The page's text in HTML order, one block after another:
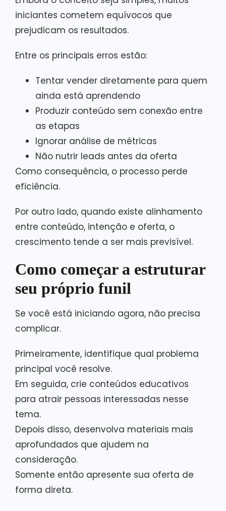
iniciantes cometem equívocos que
prejudicam os resultados.
Entre os principais erros estão:
Tentar vender diretamente para quem
ainda está aprendendo
Produzir conteúdo sem conexão entre
as etapas
Ignorar análise de métricas
Não nutrir leads antes da oferta
Como consequência, o processo perde
eficiência.
Por outro lado, quando existe alinhamento
entre conteúdo, intenção e oferta, o
crescimento tende a ser mais previsível.
Como começar a estruturar
seu próprio funil
Se você está iniciando agora, não precisa
complicar.
Primeiramente, identifique qual problema
principal você resolve.
Em seguida, crie conteúdos educativos
para atrair pessoas interessadas nesse
tema.
Depois disso, desenvolva materiais mais
aprofundados que ajudem na
consideração.
Somente então apresente sua oferta de
forma direta.